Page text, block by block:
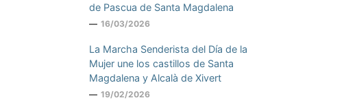
de Pascua de Santa Magdalena
16/03/2026
La Marcha Senderista del Día de la
Mujer une los castillos de Santa
Magdalena y Alcalà de Xivert
19/02/2026